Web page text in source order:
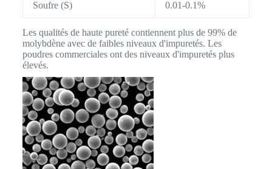
Soufre (S) 0.01-0.1%
Les qualités de haute pureté contiennent plus de 99% de
molybdène avec de faibles niveaux d'impuretés. Les
poudres commerciales ont des niveaux d'impuretés plus
élevés.